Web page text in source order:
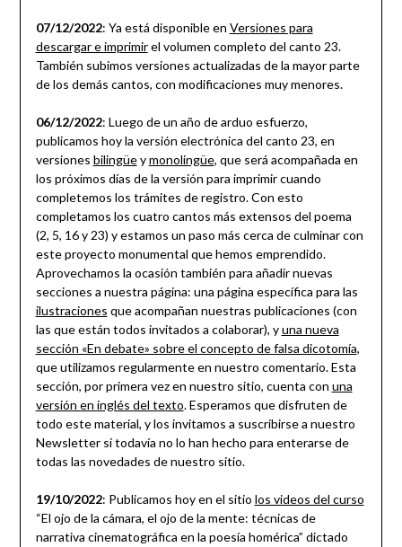
07/12/2022: Ya está disponible en Versiones para
descargar e imprimirel volumen completo del canto 23.
También subimos versiones actualizadas de la mayor parte
de los demás cantos, con modificaciones muy menores.
06/12/2022: Luego de un año de arduo esfuerzo,
publicamos hoy la versión electrónica del canto 23, en
versiones bilingüeymonolingüe, que será acompañada en
los próximos días de la versión para imprimir cuando
completemos los trámites de registro. Con esto
completamos los cuatro cantos más extensos del poema
(2, 5, 16 y 23) y estamos un paso más cerca de culminar con
este proyecto monumental que hemos emprendido.
Aprovechamos la ocasión también para añadir nuevas
secciones a nuestra página: una página específica para las
ilustraciones que acompañan nuestras publicaciones (con
las que están todos invitados a colaborar), yuna nueva
sección «En debate» sobre el concepto de falsa dicotomía,
que utilizamos regularmente en nuestro comentario. Esta
sección, por primera vez en nuestro sitio, cuenta con una
versión en inglés del texto. Esperamos que disfruten de
todo este material, y los invitamos a suscribirse a nuestro
Newsletter si todavía no lo han hecho para enterarse de
todas las novedades de nuestro sitio.
19/10/2022: Publicamos hoy en el sitio los videos del curso
“El ojo de la cámara, el ojo de la mente: técnicas de
narrativa cinematográfica en la poesía homérica” dictado